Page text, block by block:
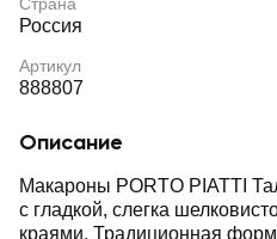
Россия
Артикул
888807
Описание
Макароны PORTO PIATTI
с гладкой, слегка
краями. Традиционная